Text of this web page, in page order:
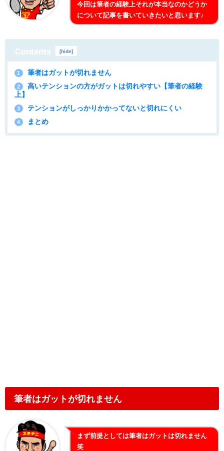
今回は筆者の経験上それが本当なのかどうか
について記事を書いていきたいと思います♪
Contents [hide]
1 筆者はガットが切れません
2
高いテンションの方がガットは切れやすい【筆者の経験
上】
3 テンションがしっかりかかってないと切れにくい
4 まとめ
筆者はガットが切れません
まず前提としては筆者はガットは切れません
笑